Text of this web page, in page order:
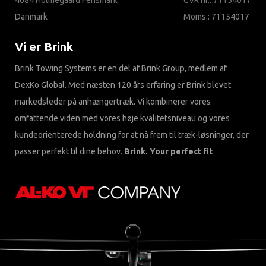
Danmark
Moms.: 71154017
Vi er Brink
Brink Towing Systems er en del af Brink Group, medlem af
DexKo Global. Med næsten 120 års erfaring er Brink blevet
markedsleder på anhængertræk. Vi kombinerer vores
omfattende viden med vores høje kvalitetsniveau og vores
kundeorienterede holdning for at nå frem til træk-løsninger, der
passer perfekt til dine behov. Brink. Your perfect fit